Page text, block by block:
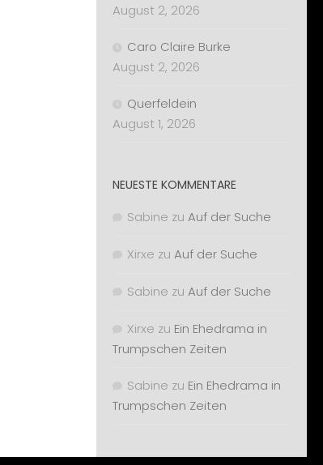
August 2, 2026
Caro Claire Burke
August 2, 2026
Querfeldein
August 1, 2026
NEUESTE KOMMENTARE
Sabine zu Auf der Suche
Xirxe zu Auf der Suche
Sabine zu Auf der Suche
Xirxe zu Ein Ehedrama in
Trumpschen Zeiten
Sabine zu Ein Ehedrama in
Trumpschen Zeiten